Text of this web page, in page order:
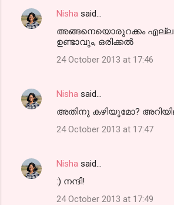
Nisha said…
അങ്ങനെയൊരുറക്കം
ഉണ്ടാവും, ഒരിക്കല്‍
24 October 2013 at 17:46
Nisha said…
അതിനു കഴിയുമോ?
24 October 2013 at 17:47
Nisha said…
:) നന്ദി!
24 October 2013 at 17:49